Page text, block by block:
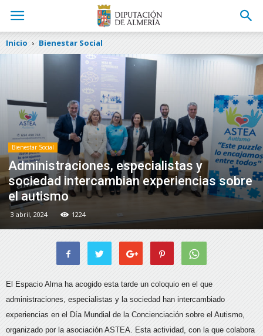
Inicio Bienestar Social
Bienestar Social
Administraciones, especialistas y
sociedad intercambian experiencias sobre
el autismo
3 abril, 2024 1224
El Espacio Alma ha acogido esta tarde un coloquio en el que
administraciones, especialistas y la sociedad han intercambiado
experiencias en el Día Mundial de la Concienciación sobre el Autismo,
organizado por la asociación ASTEA. Esta actividad, con la que colabora